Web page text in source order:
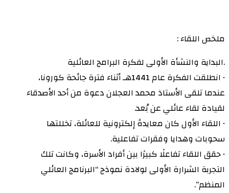
ملخص اللقاء :
.البداية والنشأة الأولى لفكرة البرامج العائلية
• انطلقت الفكرة عام 1441هـ أثناء فترة جائحة كورونا،
عندما تلقى الأستاذ محمد العجلان دعوة من أحد الأصدقاء
لقيادة لقاء عائلي عن بُعد.
• اللقاء الأول كان معايدةً إلكترونية للعائلة، تخللتها
سحوبات وهدايا وفقرات تفاعلية.
• حقق اللقاء تفاعلًا كبيرًا بين أفراد الأسرة، وكانت تلك
التجربة الشرارة الأولى لولادة نموذج “البرنامج العائلي
المنظم”.